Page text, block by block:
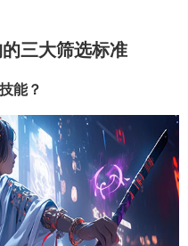
三大筛选标准
能？